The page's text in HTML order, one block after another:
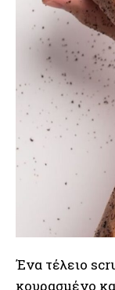
Ένα τέλειο
κουρασμένο